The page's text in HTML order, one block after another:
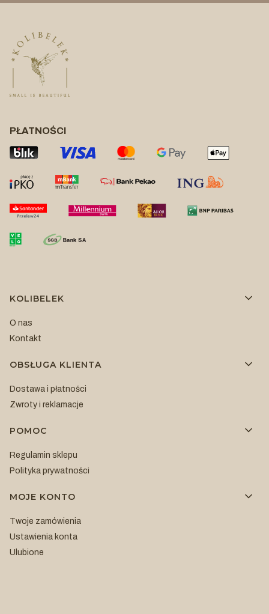
PŁATNOŚCI
Linki w stopce
KOLIBELEK
O nas
Kontakt
OBSŁUGA KLIENTA
Dostawa i płatności
Zwroty i reklamacje
POMOC
Regulamin sklepu
Polityka prywatności
MOJE KONTO
Twoje zamówienia
Ustawienia konta
Ulubione